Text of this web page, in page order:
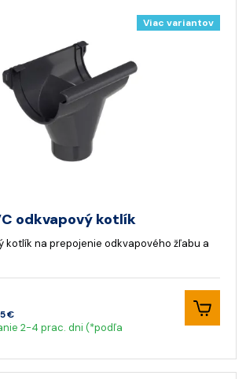
Viac variantov
odkvapový kotlík
kotlík na prepojenie odkvapového žľabu a
€
2-4 prac. dni (*podľa